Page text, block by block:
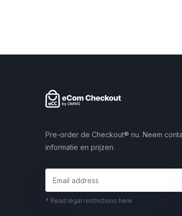
Pre-order de Checkout® nu. Neem
informatie en prijzen.
* Read legal restrictions here